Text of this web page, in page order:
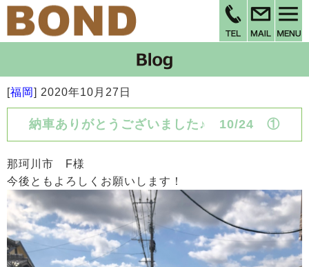
[福岡] 2020年10月27日
納車ありがとうございました♪ 10/24 ①
那珂川市 F様
今後ともよろしくお願いします！